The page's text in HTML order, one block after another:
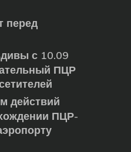
перед
с 10.09
ПЦР
действий
ПЦР-